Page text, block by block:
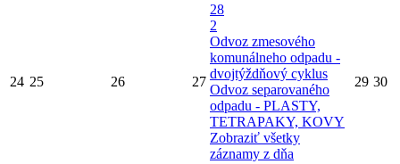
24 25 26 27
28
2
Odvoz zmesového
komunálneho odpadu -
dvojtýždňový cyklus
Odvoz separovaného
odpadu - PLASTY,
TETRAPAKY, KOVY
Zobraziť všetky
záznamy z dňa
29 30